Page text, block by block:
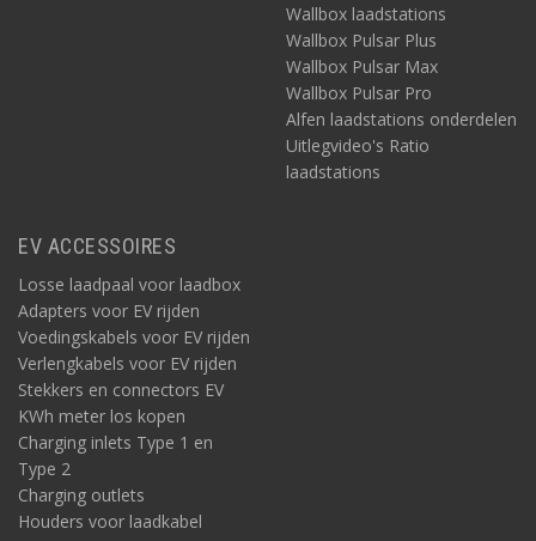
Wallbox laadstations
Wallbox Pulsar Plus
Wallbox Pulsar Max
Wallbox Pulsar Pro
Alfen laadstations onderdelen
Uitlegvideo's Ratio
laadstations
EV ACCESSOIRES
Losse laadpaal voor laadbox
Adapters voor EV rijden
Voedingskabels voor EV rijden
Verlengkabels voor EV rijden
Stekkers en connectors EV
KWh meter los kopen
Charging inlets Type 1 en
Type 2
Charging outlets
Houders voor laadkabel